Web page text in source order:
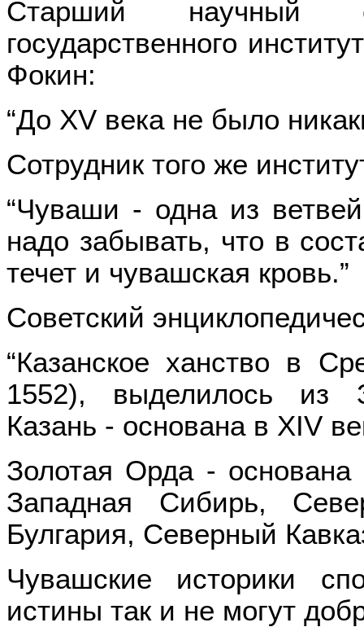
Старший научный
государственного
Фокин:
“До XV века не было
Сотрудник того же
“Чуваши - одна из
надо забывать, что в
течет и чувашская кровь.”
Советский
“Казанское ханство в
1552), выделилось из
Казань - основана в XIV
Золотая Орда -
Западная Сибирь,
Булгария, Северный
Чувашские историки
истины так и не могут